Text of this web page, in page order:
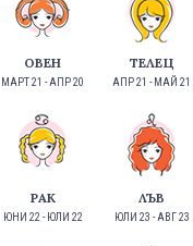
ОВЕН
МАРТ 21 - АПР 20
ТЕЛЕЦ
АПР 21 - МАЙ 21
РАК
ЮНИ 22 - ЮЛИ 22
ЛЪВ
ЮЛИ 23 - АВГ 23